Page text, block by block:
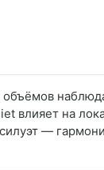
влияет на
—